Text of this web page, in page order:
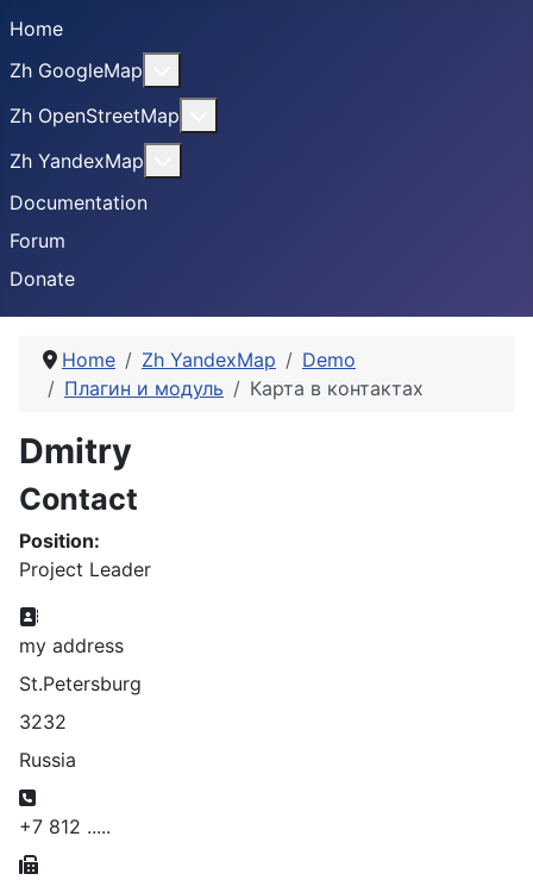
Home
Zh GoogleMap
Zh OpenStreetMap
Zh YandexMap
Documentation
Forum
Donate
Home Zh YandexMap
Demo
Плагин и модуль
Карта в контактах
Dmitry
Contact
Position:
Project Leader
Address:
my address
St.Petersburg
3232
Russia
Phone:
+7 812 .....
Fax: